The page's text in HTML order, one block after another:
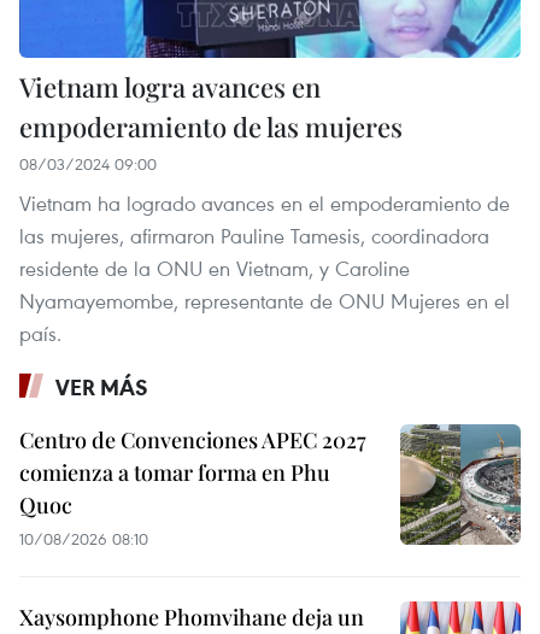
Vietnam logra avances en
empoderamiento de las mujeres
08/03/2024 09:00
Vietnam ha logrado avances en el empoderamiento de
las mujeres, afirmaron Pauline Tamesis, coordinadora
residente de la ONU en Vietnam, y Caroline
Nyamayemombe, representante de ONU Mujeres en el
país.
VER MÁS
Centro de Convenciones APEC 2027
comienza a tomar forma en Phu
Quoc
10/08/2026 08:10
Xaysomphone Phomvihane deja un